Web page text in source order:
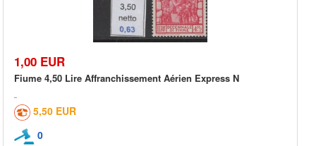
1,00 EUR
Fiume 4,50 Lire Affranchissement Aérien Express N
5,50 EUR
0